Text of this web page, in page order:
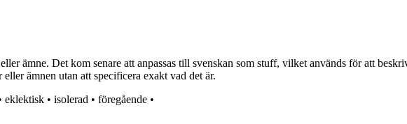
ämne. Det kom senare att anpassas till svenskan som stuff, vilket används för att
ämnen utan att specificera exakt vad det är.
eklektisk • isolerad • föregående •